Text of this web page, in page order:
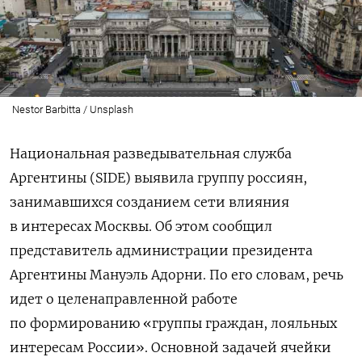
Nestor Barbitta / Unsplash
Национальная разведывательная служба
Аргентины (SIDE) выявила группу россиян,
занимавшихся созданием сети влияния
в интересах Москвы. Об этом сообщил
представитель администрации президента
Аргентины Мануэль Адорни. По его словам, речь
идет о целенаправленной работе
по формированию «группы граждан, лояльных
интересам России». Основной задачей ячейки